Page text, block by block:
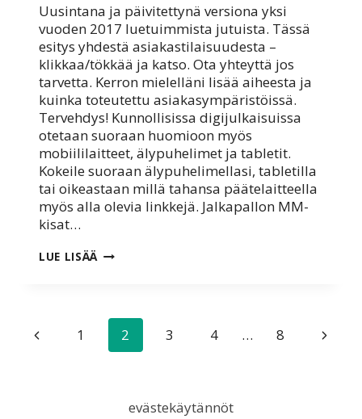
Uusintana ja päivitettynä versiona yksi
vuoden 2017 luetuimmista jutuista. Tässä
esitys yhdestä asiakastilaisuudesta –
klikkaa/tökkää ja katso. Ota yhteyttä jos
tarvetta. Kerron mielelläni lisää aiheesta ja
kuinka toteutettu asiakasympäristöissä.
Tervehdys! Kunnollisissa digijulkaisuissa
otetaan suoraan huomioon myös
mobiililaitteet, älypuhelimet ja tabletit.
Kokeile suoraan älypuhelimellasi, tabletilla
tai oikeastaan millä tahansa päätelaitteella
myös alla olevia linkkejä. Jalkapallon MM-
kisat…
LUE LISÄÄ KAIKILLA
Sivunavigointi
Edellinen
1 2 3 4 … 8
evästekäytännöt